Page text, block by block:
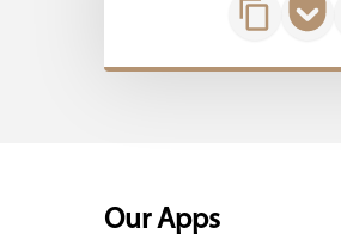
Our Apps